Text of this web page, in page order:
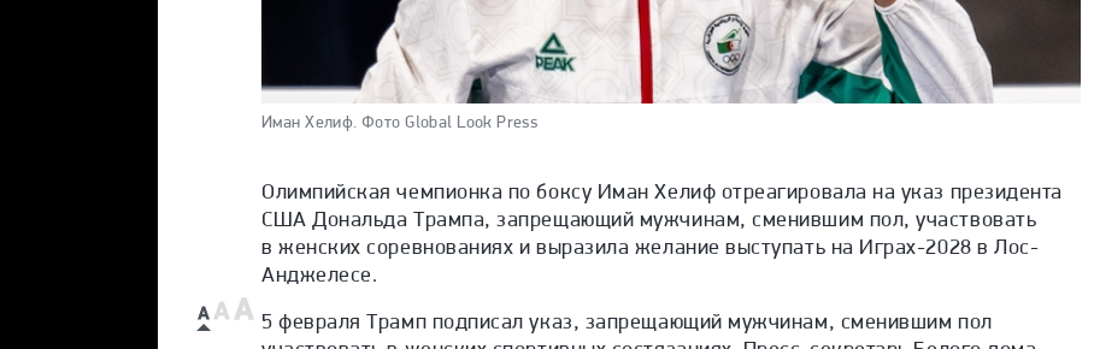
Иман Хелиф. Фото Global Look Press
Олимпийская чемпионка по боксу Иман Хелиф отреагировала на указ президента
США Дональда Трампа, запрещающий мужчинам, сменившим пол, участвовать
в женских соревнованиях и выразила желание выступать на Играх-2028 в Лос-
Анджелесе.
5 февраля Трамп подписал указ, запрещающий мужчинам, сменившим пол